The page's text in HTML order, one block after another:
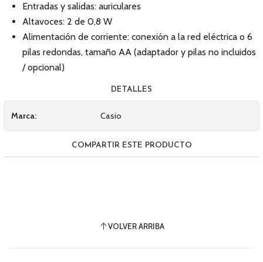
Entradas y salidas: auriculares
Altavoces: 2 de 0,8 W
Alimentación de corriente: conexión a la red eléctrica o 6
pilas redondas, tamaño AA (adaptador y pilas no incluidos
/ opcional)
DETALLES
Marca: Casio
COMPARTIR ESTE PRODUCTO
VOLVER ARRIBA